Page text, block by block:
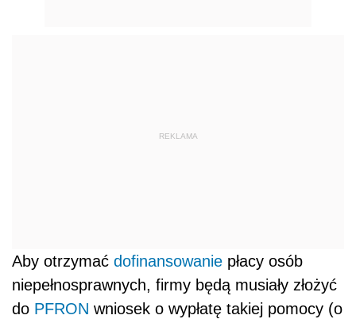
REKLAMA
Aby otrzymać dofinansowanie płacy osób
niepełnosprawnych, firmy będą musiały złożyć
do PFRON wniosek o wypłatę takiej pomocy (o